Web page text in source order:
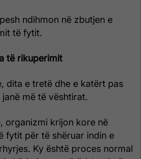
ndihmon në zbutjen e
të fytit.
të rikuperimit
dita e tretë dhe e katërt pas
më të vështirat.
organizmi krijon kore në
fytit për të shëruar indin e
Ky është proces normal